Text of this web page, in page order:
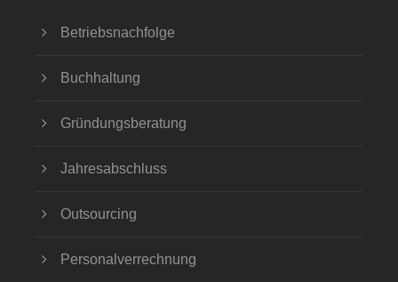
Betriebsnachfolge
Buchhaltung
Gründungsberatung
Jahresabschluss
Outsourcing
Personalverrechnung